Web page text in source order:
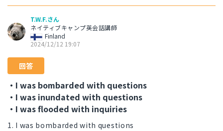
T.W.F.さん
ネイティブキャンプ英会話講師
Finland
2024/12/12 19:07
回答
・I was bombarded with questions
・I was inundated with questions
・I was flooded with inquiries
1. I was bombarded with questions